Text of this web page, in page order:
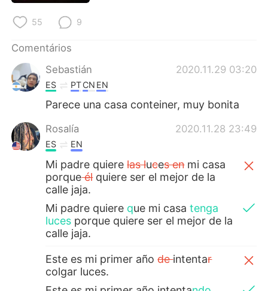
العربية
Deutsch
한국어
Indonesia
Italiano
Tiếng Việt
55 9
Comentários
Sebastián
2020.11.29 03:20
ES PTCN EN
Parece una casa conteiner, muy bonita
Rosalía 2020.11.28 23:49
ES EN
Mi padre quierelas luces enmi casa
porqueélquiere ser el mejor de la
calle jaja.
Mi padre quiere que mi casatenga
luces porque quiere ser el mejor de la
calle jaja.
Este es mi primer añodeintentar
colgar luces.